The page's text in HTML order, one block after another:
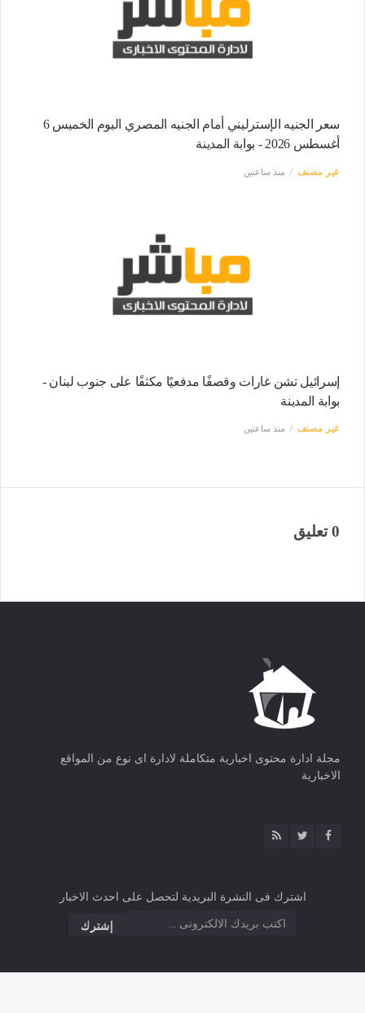
سعر الجنيه الإسترليني أمام الجنيه المصري اليوم الخميس 6
أغسطس 2026 - بوابة المدينة
غير مصنف منذ ساعتين
إسرائيل تشن غارات وقصفًا مدفعيًا مكثفًا على جنوب لبنان -
بوابة المدينة
غير مصنف منذ ساعتين
0 تعليق
مجلة ادارة محتوى اخبارية متكاملة لادارة اى نوع من المواقع
الاخبارية
اشترك فى النشرة البريدية لتحصل على احدث الاخبار